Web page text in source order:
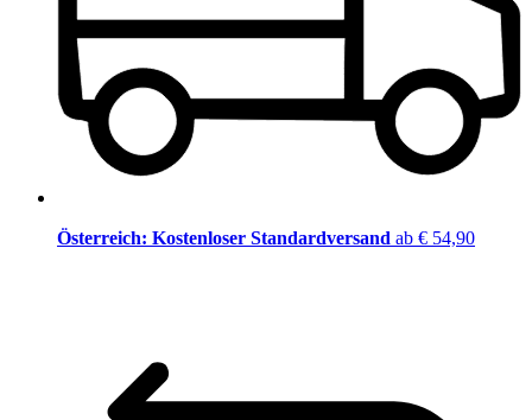
Österreich: Kostenloser Standardversand ab € 54,90